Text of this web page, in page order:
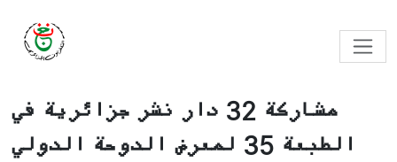
مشاركة 32 دار نشر جزائرية في
الطبعة 35 لمعرض الدوحة الدولي